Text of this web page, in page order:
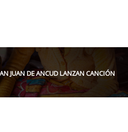
JUAN DE ANCUD LANZAN CANCIÓN